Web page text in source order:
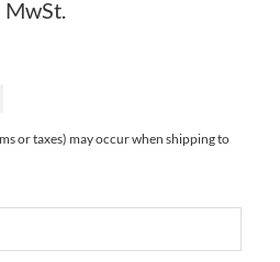
MwSt.
or taxes) may occur when shipping to